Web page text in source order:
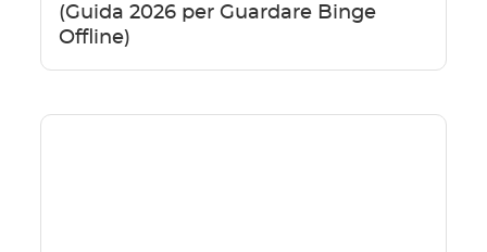
(Guida 2026 per Guardare Binge
Offline)